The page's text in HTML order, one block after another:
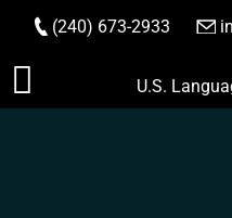
Saltar
(240) 673-2933
U.S.